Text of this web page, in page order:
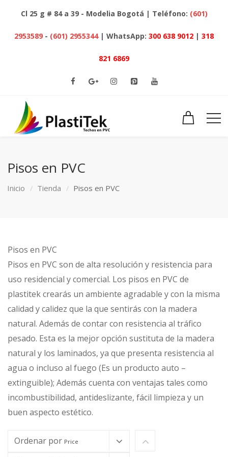
Cl 25 g # 84 a 39 - Modelia Bogotá | Teléfono: (601)
2953589 - (601) 2955344 | WhatsApp: 300 638 9012 | 318
821 6869
Pisos en PVC
Inicio Tienda Pisos en PVC
Pisos en PVC
Pisos en PVC son de alta resolución y resistencia para
uso residencial y comercial. Los pisos en PVC de
plastitek crearás un ambiente agradable y con la misma
calidad y calidez que la que sentirás con la madera
natural. Además de contar con resistencia al tráfico
pesado. Esta es la mejor opción sustituta de la madera
natural y los laminados, ya que presenta resistencia al
agua o incluso al fuego (Es un producto auto –
extinguible); Además cuenta con ventajas tales como
incombustibilidad, antideslizante, fácil limpieza y un
buen aspecto estético.
Ordenar por Price